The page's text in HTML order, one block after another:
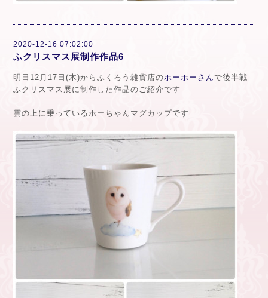
2020-12-16 07:02:00
ふクリスマス展制作作品6
明日12月17日(木)からふくろう雑貨店のホーホーさん で後半戦
ふクリスマス展に制作した作品のご紹介です
雲の上に乗っているホーちゃんマグカップです